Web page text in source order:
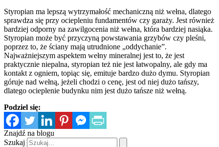
Styropian ma lepszą wytrzymałość mechaniczną niż wełna, dlatego
sprawdza się przy ociepleniu fundamentów czy garaży. Jest również
bardziej odporny na zawilgocenia niż wełna, która bardziej nasiąka.
Styropian może być przyczyną powstawania grzybów czy pleśni,
poprzez to, że ściany mają utrudnione „oddychanie”.
Najważniejszym aspektem wełny mineralnej jest to, że jest
praktycznie niepalna, styropian też nie jest łatwopalny, ale gdy ma
kontakt z ogniem, topiąc się, emituje bardzo dużo dymu. Styropian
góruje nad wełną, jeżeli chodzi o cenę, jest od niej dużo tańszy,
dlatego ocieplenie budynku nim jest dużo tańsze niż wełną.
Podziel się:
Znajdź na blogu
Szukaj